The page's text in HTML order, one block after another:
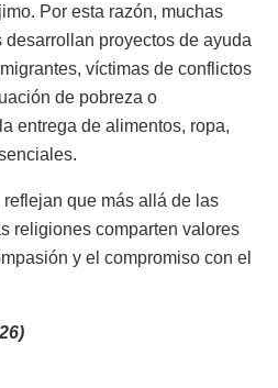
Por esta razón, muchas
proyectos de ayuda
víctimas de conflictos
de pobreza o
entrega de alimentos, ropa,
que más allá de las
religiones comparten valores
y el compromiso con el